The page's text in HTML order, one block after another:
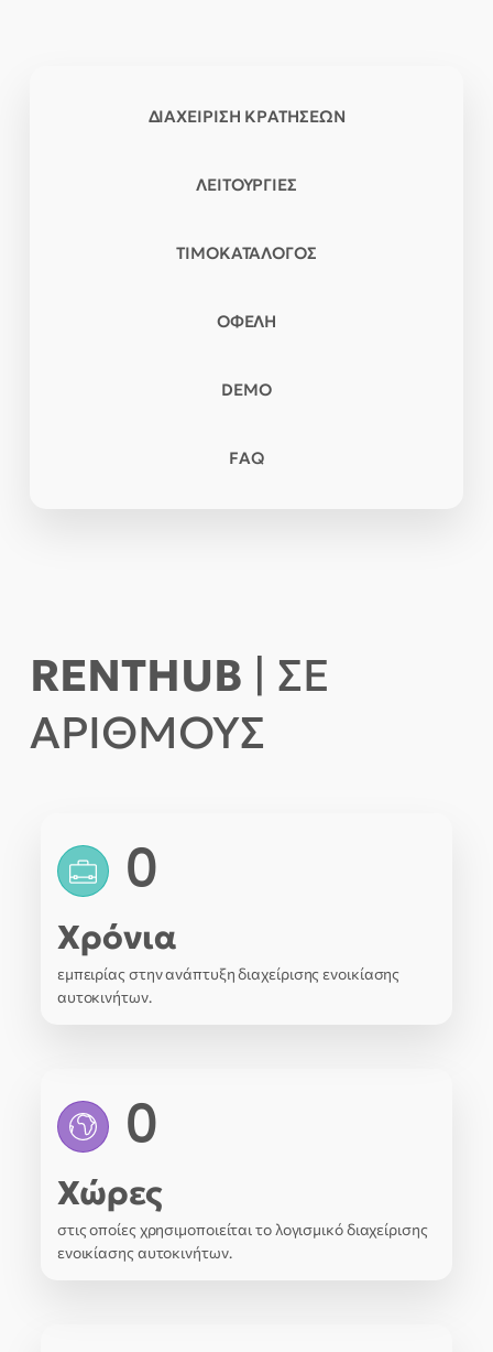
ΔΙΑΧΕΙΡΙΣΗ ΚΡΑΤΗΣΕΩΝ
ΛΕΙΤΟΥΡΓΙΕΣ
ΤΙΜΟΚΑΤΑΛΟΓΟΣ
ΟΦΕΛΗ
DEMO
FAQ
RENTHUB | ΣΕ
ΑΡΙΘΜΟΥΣ
0
Χρόνια
εμπειρίας στην ανάπτυξη διαχείρισης ενοικίασης
αυτοκινήτων.
0
Χώρες
στις οποίες χρησιμοποιείται το λογισμικό διαχείρισης
ενοικίασης αυτοκινήτων.